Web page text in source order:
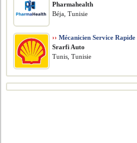
Pharmahealth
Béja, Tunisie
›› Mécanicien Service Rapide
Srarfi Auto
Tunis, Tunisie